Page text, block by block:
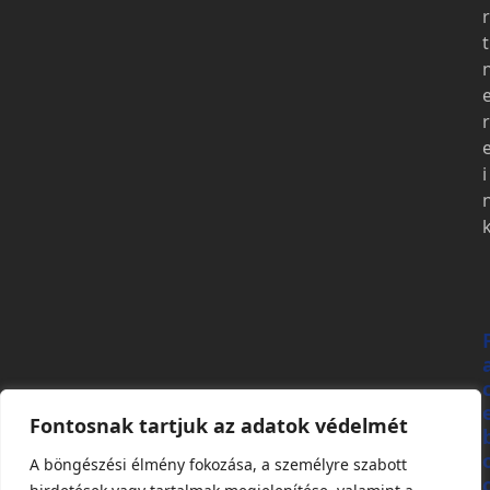
Fontosnak tartjuk az adatok védelmét
A böngészési élmény fokozása, a személyre szabott
r
t
r
i